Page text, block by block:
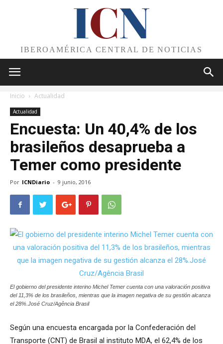
ICN
IBEROAMÉRICA CENTRAL DE NOTICIAS
Inicio Actualidad
Actualidad
Encuesta: Un 40,4% de los
brasileños desaprueba a
Temer como presidente
Por ICNDiario - 9 junio, 2016
El gobierno del presidente interino Michel Temer cuenta con una valoración positiva
del 11,3% de los brasileños, mientras que la imagen negativa de su gestión alcanza
el 28%.José Cruz/Agência Brasil
Según una encuesta encargada por la Confederación del
Transporte (CNT) de Brasil al instituto MDA, el 62,4% de los